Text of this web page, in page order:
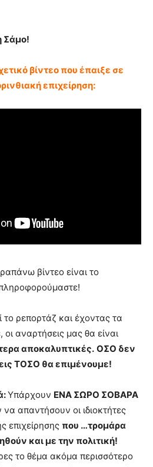
Σάμο!
βίντεο που έπαιξε σε
επιχείρηση:
βίντεο είναι το
ρεπορτάζ και έχοντας τα
αναρτήσεις μας θα είναι
αποκαλυπτικές. ΟΣΟ δεν
ΤΟΣΟ θα επιμένουμε!
Υπάρχουν ΕΝΑ ΣΩΡΟ ΣΟΒΑΡΑ
απαντήσουν οι ιδιοκτήτες
επιχείρησης που …τρομάρα
και με την πολιτική!
το θέμα ακόμα περισσότερο